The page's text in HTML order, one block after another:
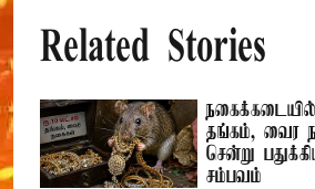
Related Stories
தங்கம், வைர
சென்று
சம்பவம்